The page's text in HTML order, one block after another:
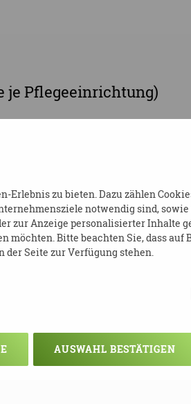
je Pflegeeinrichtung)
Erlebnis zu bieten. Dazu zählen
notwendig sind,
zur Anzeige personalisierter Inhalte
möchten. Bitte beachten Sie, dass auf
Seite zur Verfügung stehen.
AUSWAHL BESTÄTIGEN